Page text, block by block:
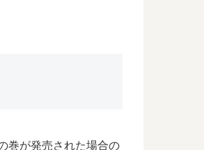
巻が発売された場合の